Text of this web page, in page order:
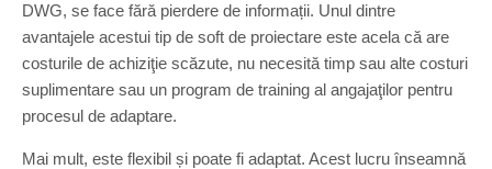
DWG, se face fără pierdere de informații. Unul dintre
avantajele acestui tip de soft de proiectare este acela că are
costurile de achiziţie scăzute, nu necesită timp sau alte costuri
suplimentare sau un program de training al angajaţilor pentru
procesul de adaptare.
Mai mult, este flexibil și poate fi adaptat. Acest lucru înseamnă